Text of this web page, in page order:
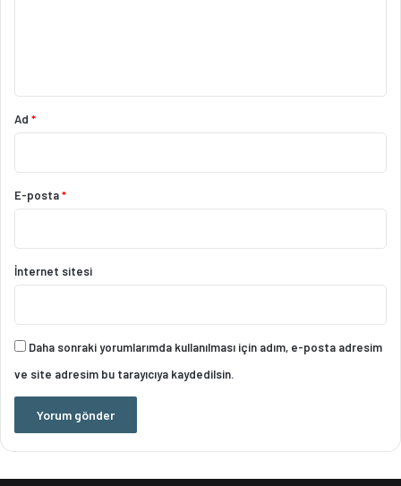
Ad *
E-posta*
İnternet sitesi
Daha sonraki yorumlarımda kullanılması için adım, e-posta adresim
ve site adresim bu tarayıcıya kaydedilsin.